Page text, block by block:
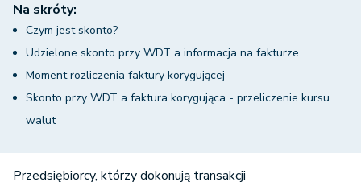
Na skróty:
Czym jest skonto?
Udzielone skonto przy WDT a informacja na fakturze
Moment rozliczenia faktury korygującej
Skonto przy WDT a faktura korygująca - przeliczenie kursu
walut
Przedsiębiorcy, którzy dokonują transakcji